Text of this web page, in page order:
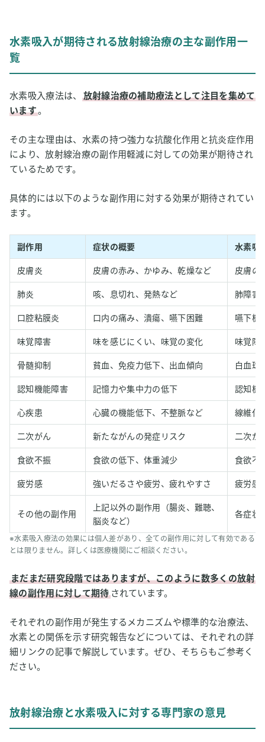
水素吸入が期待される放射線治療の主な副作用一
覧
水素吸入療法は、
放射線治療の補助療法として注目を集めて
います。
その主な理由は、水素の持つ強力な抗酸化作用と抗炎症作用
により、放射線治療の副作用軽減に対しての効果が期待され
ているためです。
具体的には以下のような副作用に対する効果が期待されてい
ます。
副作用 症状の概要 水素吸
皮膚炎 皮膚の赤み、かゆみ、乾燥など 皮膚の
肺炎 咳、息切れ、発熱など 肺障害
口腔粘膜炎 口内の痛み、潰瘍、嚥下困難 嚥下機
味覚障害 味を感じにくい、味覚の変化 味覚障
骨髄抑制 貧血、免疫力低下、出血傾向 白血球
認知機能障害 記憶力や集中力の低下 認知機
心疾患 心臓の機能低下、不整脈など 線維化
二次がん 新たながんの発症リスク 二次が
食欲不振 食欲の低下、体重減少 食欲不
疲労感 強いだるさや疲労、疲れやすさ 疲労感
その他の副作用
上記以外の副作用（腸炎、難聴、
脳炎など）
各症状
※水素吸入療法の効果には個人差があり、全ての副作用に対して有効である
とは限りません。詳しくは医療機関にご相談ください。
まだまだ研究段階ではありますが、このように数多くの放射
線の副作用に対して期待されています。
それぞれの副作用が発生するメカニズムや標準的な治療法、
水素との関係を示す研究報告などについては、それぞれの詳
細リンクの記事で解説しています。ぜひ、そちらもご参考く
ださい。
放射線治療と水素吸入に対する専門家の意見